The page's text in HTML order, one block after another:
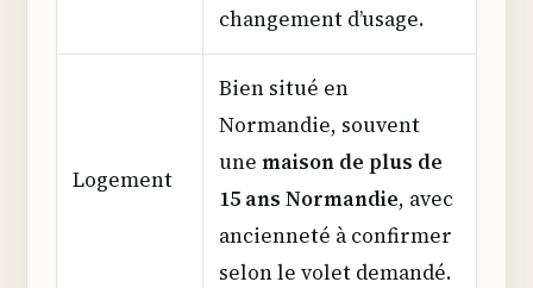
changement d’usage.
Logement
Bien situé en
Normandie, souvent
une maison de plus de
15 ans Normandie, avec
ancienneté à confirmer
selon le volet demandé.